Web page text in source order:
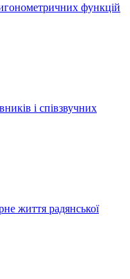
функцій
і співзвучних
життя радянської